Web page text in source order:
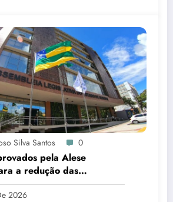
Silva Santos 0
pela Alese
a redução das
em Sergipe
2026